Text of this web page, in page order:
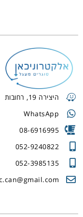
היצירה 19, רחובות
WhatsApp
08-6916995
052-9240822
052-3985135